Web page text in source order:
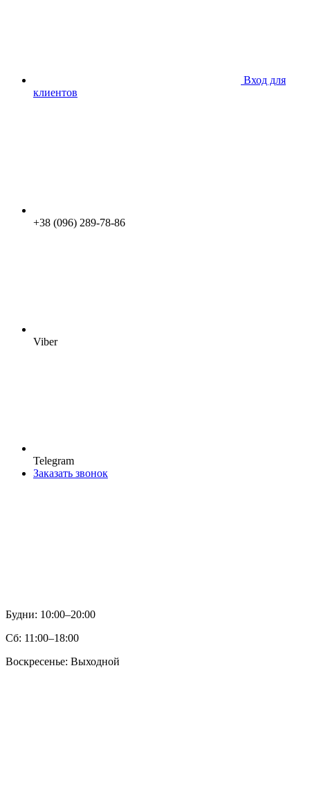
Вход для
клиентов
+38 (096) 289-78-86
Viber
Telegram
Заказать звонок
Будни: 10:00–20:00
Сб: 11:00–18:00
Воскресенье: Выходной